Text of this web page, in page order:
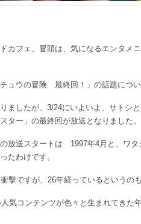
カフェ、冒頭は、気になるエンタメ
ュウの冒険 最終回！」の話題につ
ましたが、3/24にいよいよ、サトシ
ター」の最終回が放送となりました。
放送スタートは 1997年4月と、ワタ
たわけです。
撃ですが、26年経っているというの
気コンテンツが色々と生まれてきた